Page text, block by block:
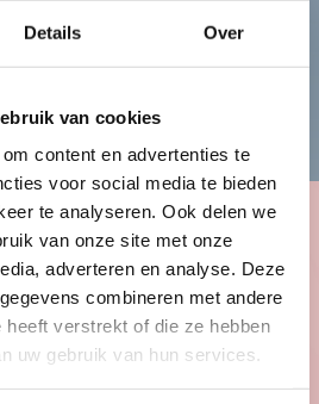
Details Over
van cookies
content en advertenties te
voor social media te bieden
te analyseren. Ook delen we
van onze site met onze
adverteren en analyse. Deze
combineren met andere
heeft verstrekt of die ze hebben
uw gebruik van hun services.